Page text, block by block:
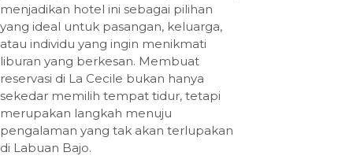
menjadikan hotel ini sebagai pilihan
yang ideal untuk pasangan, keluarga,
atau individu yang ingin menikmati
liburan yang berkesan. Membuat
reservasi di La Cecile bukan hanya
sekedar memilih tempat tidur, tetapi
merupakan langkah menuju
pengalaman yang tak akan terlupakan
di Labuan Bajo.